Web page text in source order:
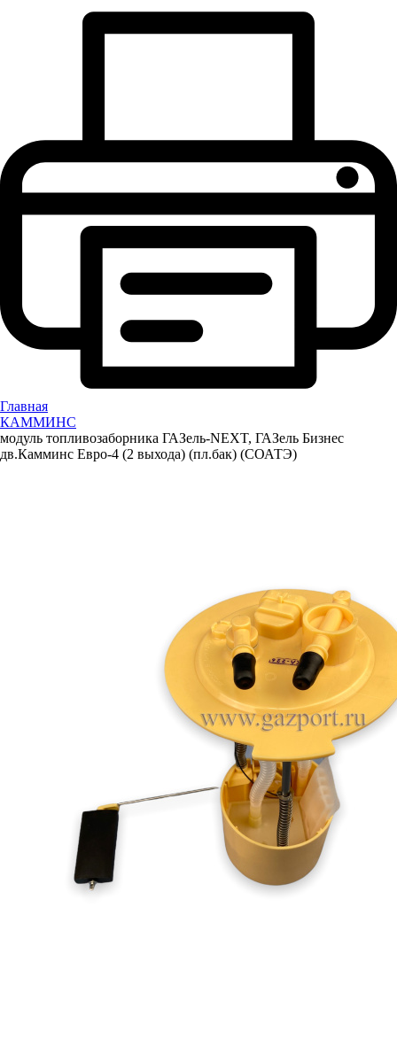
Главная
КАММИНС
модуль топливозаборника ГАЗель-NEXT, ГАЗель Бизнес
дв.Камминс Евро-4 (2 выхода) (пл.бак) (СОАТЭ)